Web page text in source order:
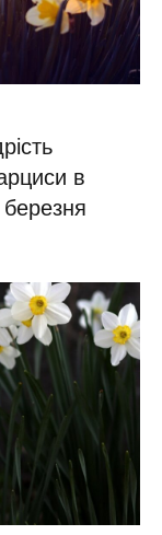
в
березня